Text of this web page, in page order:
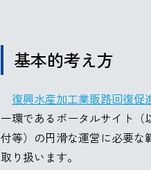
基本的考え方
復興水産加工業販路回復促
一環であるポータルサイト
付等）の円滑な運営に必要な
取り扱います。